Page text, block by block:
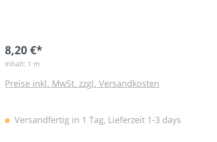
8,20 €*
Inhalt: 1 m
Preise inkl. MwSt. zzgl. Versandkosten
Versandfertig in 1 Tag, Lieferzeit 1-3 days